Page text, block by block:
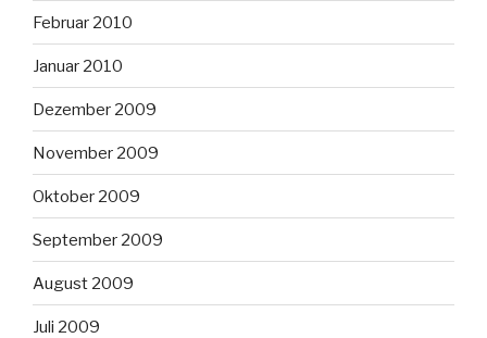
Februar 2010
Januar 2010
Dezember 2009
November 2009
Oktober 2009
September 2009
August 2009
Juli 2009